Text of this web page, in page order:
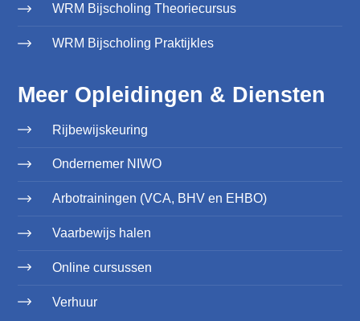
WRM Bijscholing Theoriecursus
WRM Bijscholing Praktijkles
Meer Opleidingen & Diensten
Rijbewijskeuring
Ondernemer NIWO
Arbotrainingen (VCA, BHV en EHBO)
Vaarbewijs halen
Online cursussen
Verhuur